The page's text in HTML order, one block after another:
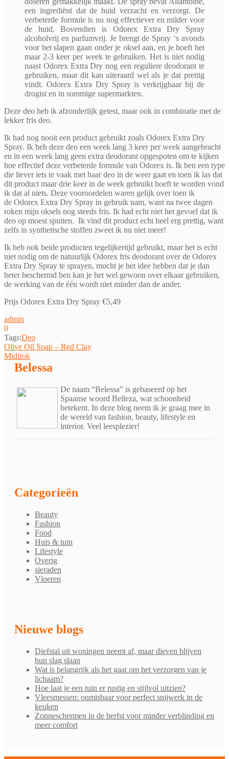
een ingrediënt dat de huid verzacht en verzorgt. De
verbeterde formule is nu nog effectiever en milder voor
de huid. Bovendien is Odorex Extra Dry Spray
alcoholvrij en parfumvrij. Je brengt de Spray ‘s avonds
voor het slapen gaan onder je oksel aan, en je hoeft het
maar 2-3 keer per week te gebruiken. Het is niet nodig
naast Odorex Extra Dry nog een reguliere deodorant te
gebruiken, maar dit kan uiteraard wel als je dat prettig
vindt. Odorex Extra Dry Spray is verkrijgbaar bij de
drogist en in sommige supermarkten.
Deze deo heb ik afzonderlijk getest, maar ook in combinatie met de
lekker fris deo.
Ik had nog nooit een product gebruikt zoals Odorex Extra Dry
Spray. Ik heb deze deo een week lang 3 keer per week aangebracht
en in een week lang geen extra deodorant opgespoten om te kijken
hoe effectief deze verbeterde formule van Odorex is. Ik ben een type
die liever iets te vaak met haar deo in de weer gaat en toen ik las dat
dit product maar drie keer in de week gebruikt hoeft te worden vond
ik dat al niets. Deze vooroordelen waren gelijk over toen ik
de Odorex Extra Dry Spray in gebruik nam, want na twee dagen
roken mijn oksels nog steeds fris. Ik had echt niet het gevoel dat ik
deo op moest spuiten. Ik vind dit product echt heel erg prettig, want
zelfs in synthetische stoffen zweet ik nu niet meer!
Ik heb ook beide producten tegelijkertijd gebruikt, maar het is echt
niet nodig om de natuurlijk Odorex fris deodorant over de Odorex
Extra Dry Spray te sprayen, mocht je het idee hebben dat je dan
beter beschermd ben kan je het wel gewoon over elkaar gebruiken,
de werking van de één wordt niet minder dan de ander.
Prijs Odorex Extra Dry Spray €5,49
admin
0
Tags:Deo
Bericht
navigatie
Olive Oil Soap – Red Clay
Midirok
Belessa
De naam “Belessa” is gebaseerd op het
Spaanse woord Belleza, wat schoonheid
betekent. In deze blog neem ik je graag mee in
de wereld van fashion, beauty, lifestyle en
interior. Veel leesplezier!
Categorieën
Beauty
Fashion
Food
Huis & tuin
Lifestyle
Overig
sieraden
Vloeren
Nieuwe blogs
Diefstal uit woningen neemt af, maar dieven blijven
hun slag slaan
Wat is belangrijk als het gaat om het verzorgen van je
lichaam?
Hoe laat je een tuin er rustig en stijlvol uitzien?
Vleesmessen: onmisbaar voor perfect snijwerk in de
keuken
Zonneschermen in de herfst voor minder verblinding en
meer comfort